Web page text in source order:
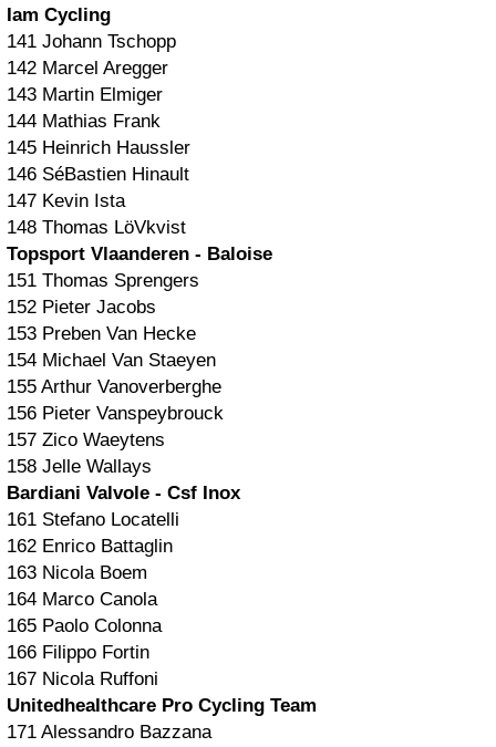
Iam Cycling
141 Johann Tschopp
142 Marcel Aregger
143 Martin Elmiger
144 Mathias Frank
145 Heinrich Haussler
146 SéBastien Hinault
147 Kevin Ista
148 Thomas LöVkvist
Topsport Vlaanderen - Baloise
151 Thomas Sprengers
152 Pieter Jacobs
153 Preben Van Hecke
154 Michael Van Staeyen
155 Arthur Vanoverberghe
156 Pieter Vanspeybrouck
157 Zico Waeytens
158 Jelle Wallays
Bardiani Valvole - Csf Inox
161 Stefano Locatelli
162 Enrico Battaglin
163 Nicola Boem
164 Marco Canola
165 Paolo Colonna
166 Filippo Fortin
167 Nicola Ruffoni
Unitedhealthcare Pro Cycling Team
171 Alessandro Bazzana